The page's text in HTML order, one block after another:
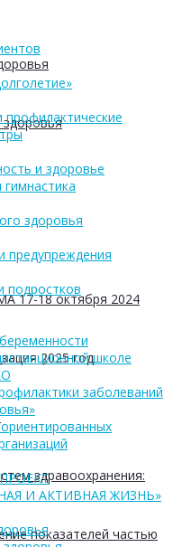
17-18 октября 2024
2025 год
здравоохранения:
показателей частью
профилактические
и здоровье
здоровья
предупреждения
подростков
школе
заболеваний
И АКТИВНАЯ ЖИЗНЬ»